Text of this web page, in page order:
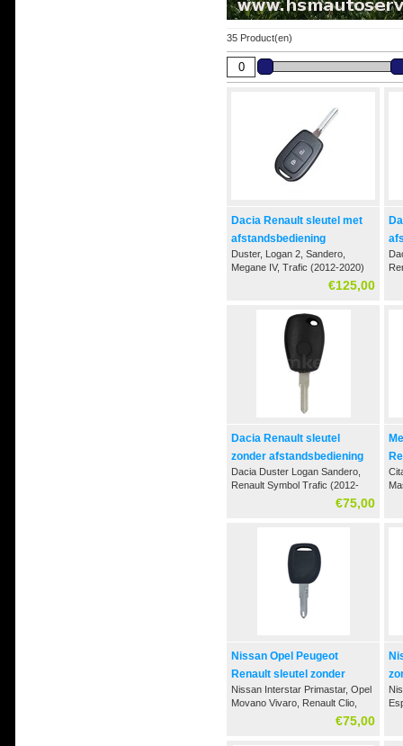
35 Product(en)
Dacia Renault sleutel met
afstandsbediening
Duster, Logan 2, Sandero,
Megane IV, Trafic (2012-2020)
€125,00
Dacia Renault sleutel
zonder afstandsbediening
Dacia Duster Logan Sandero,
Renault Symbol Trafic (2012-
€75,00
Nissan Opel Peugeot
Renault sleutel zonder
afstandsbediening
Nissan Interstar Primastar, Opel
Movano Vivaro, Renault Clio,
Master, Trafic, Peugeot 106 206
€75,00